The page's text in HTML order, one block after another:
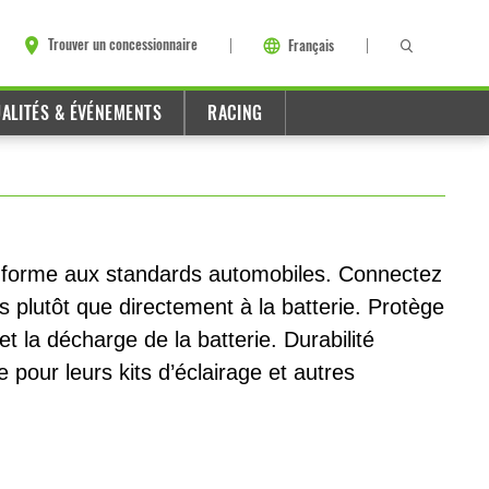
Trouver un concessionnaire Français
& ÉVÉNEMENTS RACING
aux standards automobiles. Connectez
plutôt que directement à la batterie. Protège
la décharge de la batterie. Durabilité
pour leurs kits d’éclairage et autres